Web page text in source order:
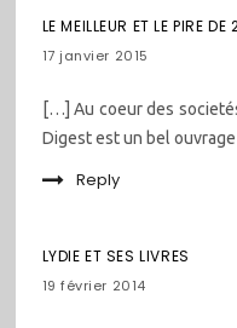
LE MEILLEUR ET LE PIRE
17 janvier 2015
[…] Au coeur des
Digest est un bel
Reply
LYDIE ET SES LIVRES
19 février 2014